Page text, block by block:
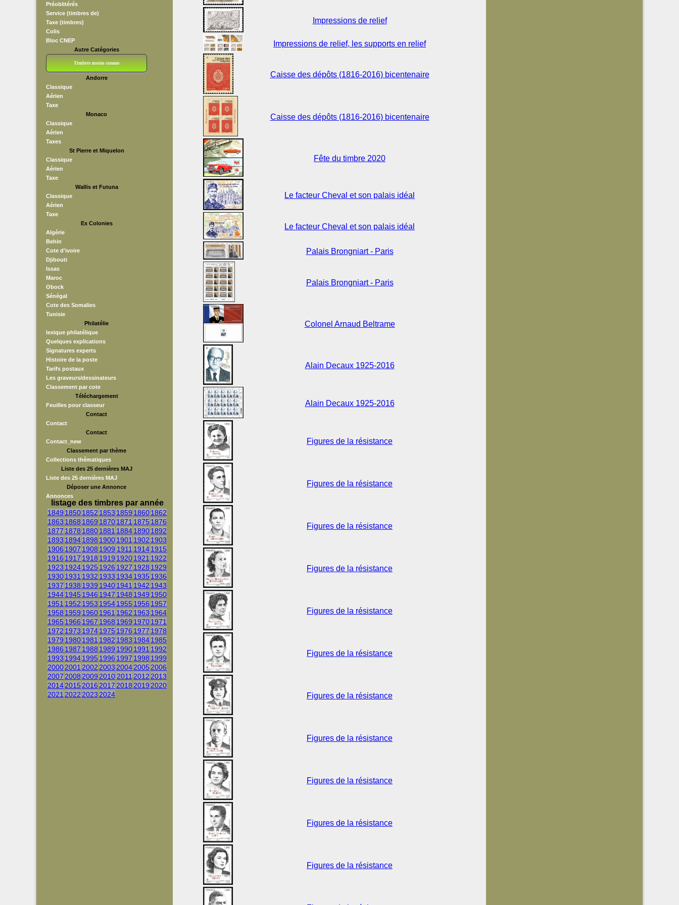
Préoblitérés
Service (timbres de)
Taxe (timbres)
Colis
Bloc CNEP
Autre Catégories
Timbres moins connus
Andorre
Classique
Aérien
Taxe
Monaco
Classique
Aérien
Taxes
St Pierre et Miquelon
Classique
Aérien
Taxe
Wallis et Futuna
Classique
Aérien
Taxe
Ex Colonies
Algérie
Behin
Cote d'ivoire
Djibouti
Issas
Maroc
Obock
Sénégal
Cote des Somalies
Tunisie
Philatélie
lexique philatélique
Quelques explications
Signatures experts
Histoire de la poste
Tarifs postaux
Les graveurs/dessinateurs
Classement par cote
Téléchargement
Feuilles pour classeur
Contact
Contact
Contact
Contact_new
Classement par thème
Collections thématiques
Liste des 25 dernières MAJ
Liste des 25 dernières MAJ
Déposer une Annonce
Annonces
listage des timbres par année
1849 18501852 1853 1859 18601862
1863 1868 1869 18701871 1875 1876
1877 1878 18801881 188418901892
1893 18941898 19001901 1902 1903
1906 1907 1908 1909 1911 19141915
1916 1917 1918 1919 19201921 1922
1923 19241925 1926 1927 1928 1929
19301931 1932 1933 19341935 1936
1937 1938 1939 19401941 1942 1943
19441945 1946 1947 1948 1949 1950
1951 1952 1953 19541955 1956 1957
1958 1959 19601961 1962 1963 1964
1965 1966 1967 1968 1969 19701971
1972 1973 19741975 1976 1977 1978
1979 19801981 1982 1983 19841985
1986 1987 1988 1989 19901991 1992
1993 19941995 1996 1997 1998 1999
20002001 2002 2003 20042005 2006
2007 2008 2009 2010 2011 2012 2013
20142015 2016 2017 2018 2019 2020
2021 2022 2023 2024
Impressions de relief
Impressions de relief, les supports en relief
Caisse des dépôts (1816-2016) bicentenaire
Caisse des dépôts (1816-2016) bicentenaire
Fête du timbre 2020
Le facteur Cheval et son palais idéal
Le facteur Cheval et son palais idéal
Palais Brongniart - Paris
Palais Brongniart - Paris
Colonel Arnaud Beltrame
Alain Decaux 1925-2016
Alain Decaux 1925-2016
Figures de la résistance
Figures de la résistance
Figures de la résistance
Figures de la résistance
Figures de la résistance
Figures de la résistance
Figures de la résistance
Figures de la résistance
Figures de la résistance
Figures de la résistance
Figures de la résistance